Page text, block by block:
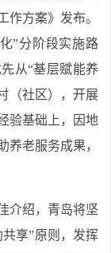
作方案》发布。
”分阶段实施路
从“基层赋能养
（社区），开展
验基础上，因地
养老服务成果，
介绍，青岛将坚
享”原则，发挥